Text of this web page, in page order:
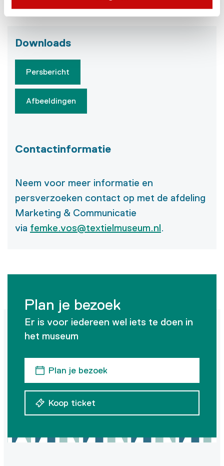
aanmelden.
Downloads
Persbericht
Afbeeldingen
Contactinformatie
Neem voor meer informatie en
persverzoeken contact op met de afdeling
Marketing & Communicatie
via femke.vos@textielmuseum.nl.
Plan je bezoek
Er is voor iedereen wel iets te doen in
het museum
Plan je bezoek
Koop ticket